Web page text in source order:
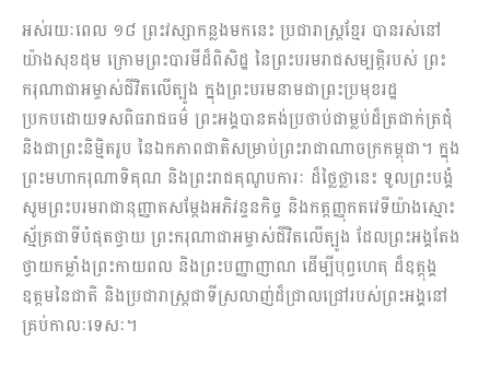
អស់រយៈពេល ១៨ ព្រះវស្សាកន្លងមកនេះ ប្រជារាស្ដ្រខ្មែរ បានរស់នៅ
យ៉ាងសុខដុម ក្រោមព្រះបារមីដ៏ពិសិដ្ឋ នៃព្រះបរមរាជសម្បត្តិរបស់ ព្រះ
ករុណាជាអម្ចាស់ជីវិតលើត្បូង ក្នុងព្រះបរមនាមជាព្រះប្រមុខរដ្ឋ
ប្រកបដោយទសពិធរាជធម៌ ព្រះអង្គបានគង់ប្រថាប់ជាម្លប់ដ៏ត្រជាក់ត្រជុំ
និងជាព្រះនិម្មិតរូប នៃឯកភាពជាតិសម្រាប់ព្រះរាជាណាចក្រកម្ពុជា។ ក្នុង
ព្រះមហាករុណាទិគុណ និងព្រះរាជគុណូបការៈ ដ៏ថ្លៃថ្លានេះ ទូលព្រះបង្គំ
សូមព្រះបរមរាជានុញ្ញាតសម្ដែងអភិវន្ទនកិច្ច និងកត្តញ្ញុកតវេទីយ៉ាងស្មោះ
ស្ម័គ្រជាទីបំផុតថ្វាយ ព្រះករុណាជាអម្ចាស់ជីវិតលើត្បូង ដែលព្រះអង្គតែង
ថ្វាយកម្លាំងព្រះកាយពល និងព្រះបញ្ញាញាណ ដើម្បីបុព្វហេតុ ដ៏ឧត្តុង្គ
ឧត្តមនៃជាតិ និងប្រជារាស្ដ្រជាទីស្រលាញ់ដ៏ជ្រាលជ្រៅរបស់ព្រះអង្គនៅ
គ្រប់កាលៈទេសៈ។